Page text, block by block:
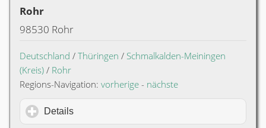
Rohr
98530 Rohr
Deutschland / Thüringen / Schmalkalden-Meiningen
(Kreis) / Rohr
Regions-Navigation: vorherige - nächste
Details